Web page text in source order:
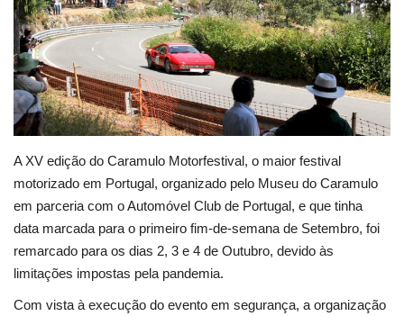
Estatuto Editorial
Saúde
Ficha técnica
Lazer
A XV edição do Caramulo Motorfestival, o maior festival
motorizado em Portugal, organizado pelo Museu do Caramulo
em parceria com o Automóvel Club de Portugal, e que tinha
data marcada para o primeiro fim-de-semana de Setembro, foi
remarcado para os dias 2, 3 e 4 de Outubro, devido às
limitações impostas pela pandemia.
Com vista à execução do evento em segurança, a organização